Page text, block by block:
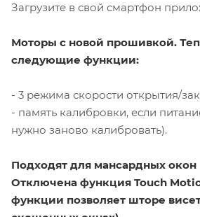
Загрузите в свой смартфон
Моторы с новой прошивкой.
следующие функции:
- 3 режима скорости открытия/
- память калибровки, если
нужно заново калибровать).
Подходят для мансардных окон
Отключена функция Touch
функции позволяет шторе